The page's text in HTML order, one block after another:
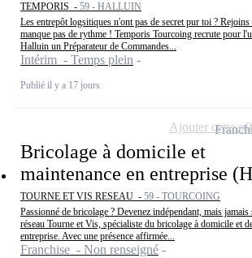
TEMPORIS - 59 - HALLUIN
Les entrepôt logsitiques n'ont pas de secret pur toi ?
manque pas de rythme ! Temporis Tourcoing recrute pour
Halluin un Préparateur de Commandes...
Intérim - Temps plein
Publié il y a 17 jours
Bricolage à domicile et
maintenance en entreprise
TOURNE ET VIS RESEAU - 59 - TOURCOING
Passionné de bricolage ? Devenez indépendant, mais
réseau Tourne et Vis, spécialiste du bricolage à domicile et
entreprise. Avec une présence affirmée...
Franchise - Non renseigné
Ajouter cette